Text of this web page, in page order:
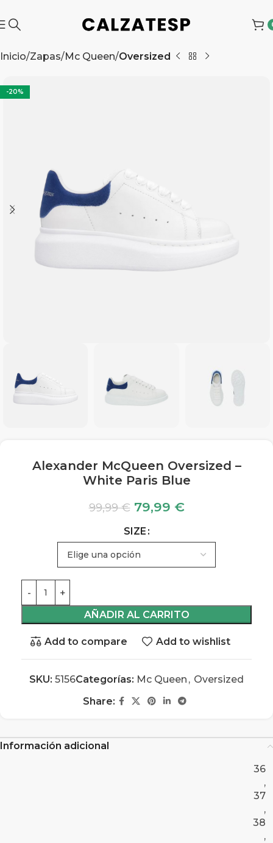
Inicio Zapas Mc Queen Oversized
-20%
Alexander McQueen Oversized –
White Paris Blue
99,99€ 79,99 €
SIZE
AÑADIR AL CARRITO
Add to compare Add to wishlist
SKU: 5156Categorías: Mc Queen , Oversized
Share:
Información adicional
36
,
37
,
38
,